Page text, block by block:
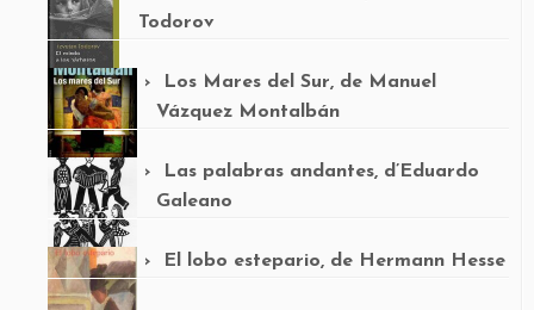
Todorov
Los Mares del Sur, de Manuel
Vázquez Montalbán
Las palabras andantes, d’Eduardo
Galeano
El lobo estepario, de Hermann Hesse